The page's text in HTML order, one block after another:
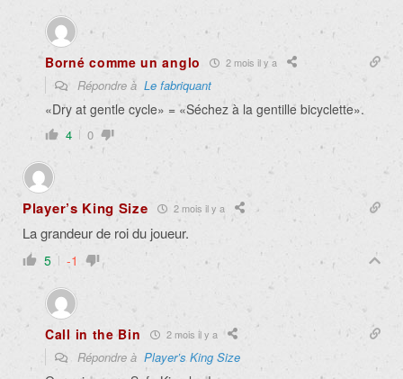
Borné comme un anglo 2 mois il y a
Répondre à Le fabriquant
«Dry at gentle cycle» = «Séchez à la gentille bicyclette».
4 0
Player’s King Size 2 mois il y a
La grandeur de roi du joueur.
5 -1
Call in the Bin 2 mois il y a
Répondre à Player’s King Size